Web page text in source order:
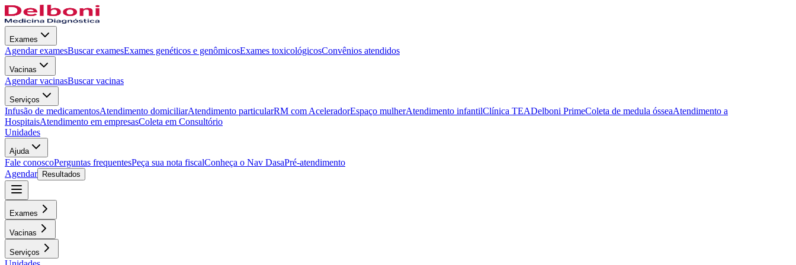
Exames
Agendar examesBuscar examesExames genéticos e genômicosExames toxicológicosConvênios atendidos
Vacinas
Agendar vacinasBuscar vacinas
Serviços
Infusão de medicamentosAtendimento domiciliarAtendimento particularRM com AceleradorEspaço mulherAtendimento infantilClínica TEADelboni PrimeColeta de medula ósseaAtendimento a
HospitaisAtendimento em empresasColeta em Consultório
Unidades
Ajuda
Fale conoscoPerguntas frequentesPeça sua nota fiscalConheça o Nav DasaPré-atendimento
Agendar
Resultados
Exames
Vacinas
Serviços